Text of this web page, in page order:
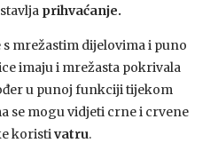
prihvaćanje.
s mrežastim dijelovima i puno
imaju i mrežasta pokrivala
u punoj funkciji tijekom
se mogu vidjeti crne i crvene
koristi vatru.